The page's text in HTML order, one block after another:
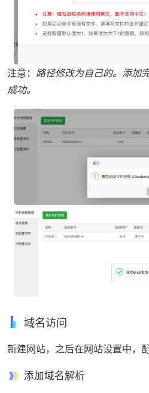
注意： 路径修改为自己的。添加
成功。
域名访问
新建网站，之后在网站设置中，
添加域名解析